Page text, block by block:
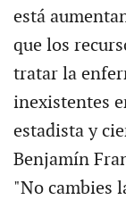
está
que los
tratar la
inexistentes
estadista y
Benjamín
"No cambies